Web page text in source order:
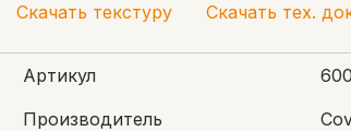
Скачать текстуру Скачать тех.
Артикул
Производитель